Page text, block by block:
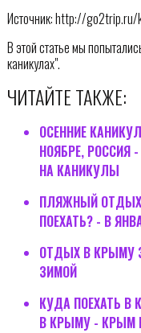
Источник: http://go2trip.ru/
В этой статье мы
каникулах".
ЧИТАЙТЕ ТАКЖЕ:
ОСЕННИЕ
НОЯБРЕ, РОССИЯ
НА КАНИКУЛЫ
ПЛЯЖНЫЙ ОТДЫХ
ПОЕХАТЬ? - В
ОТДЫХ В КРЫМУ
ЗИМОЙ
КУДА ПОЕХАТЬ
В КРЫМУ - КРЫМ